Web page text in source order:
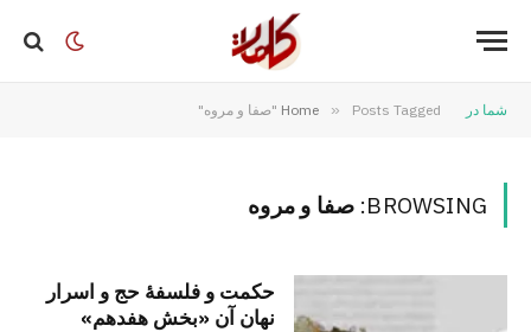
شما در Home » Posts Tagged "صفا و مروه"
BROWSING: صفا و مروه
حکمت و فلسفۀ حج و اسرار
نهان آن «بخش هفدهم»